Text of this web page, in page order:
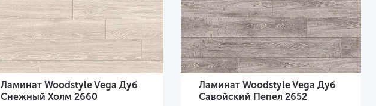
Ламинат Woodstyle Vega Дуб
Снежный Холм 2660
Ламинат Woodstyle Vega Дуб
Савойский Пепел 2652